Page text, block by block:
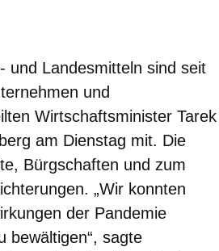
und Landesmitteln sind seit
und
Wirtschaftsminister Tarek
am Dienstag mit. Die
Bürgschaften und zum
„Wir konnten
der Pandemie
bewältigen“, sagte